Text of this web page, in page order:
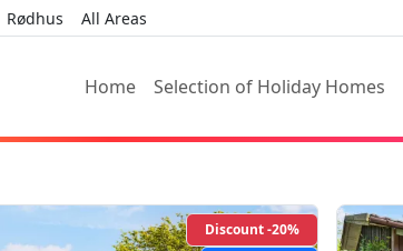
Rødhus All Areas
Home Selection of Holiday Homes
Discount -20%